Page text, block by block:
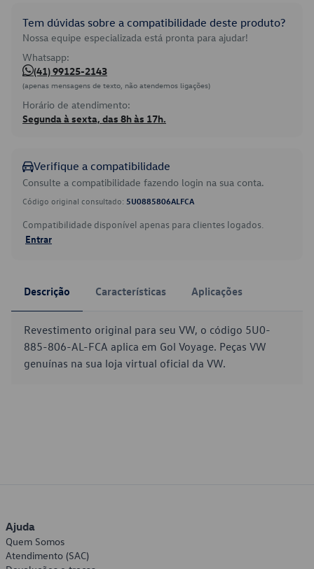
Tem dúvidas sobre a compatibilidade deste produto?
Nossa equipe especializada está pronta para ajudar!
Whatsapp:
(41) 99125-2143
(apenas mensagens de texto, não atendemos ligações)
Horário de atendimento:
Segunda à sexta, das 8h às 17h.
Verifique a compatibilidade
Consulte a compatibilidade fazendo login na sua conta.
Código original consultado: 5U0885806ALFCA
Compatibilidade disponível apenas para clientes logados.
Entrar
Descrição Características Aplicações
Revestimento original para seu VW, o código 5U0-
885-806-AL-FCA aplica em Gol Voyage. Peças VW
genuínas na sua loja virtual oficial da VW.
Ajuda
Quem Somos
Atendimento (SAC)